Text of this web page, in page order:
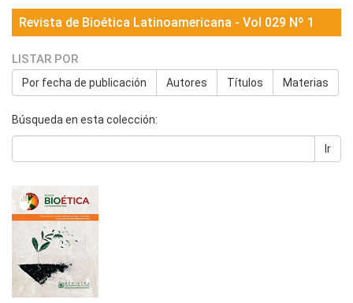
Revista de Bioética Latinoamericana - Vol 029 Nº 1
LISTAR POR
Por fecha de publicación Autores Títulos Materias
Búsqueda en esta colección:
Ir